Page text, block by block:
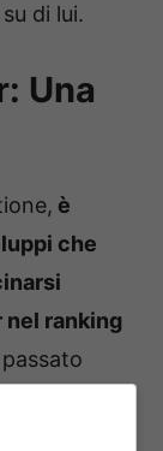
di lui.
Una
è
che
nel ranking
di